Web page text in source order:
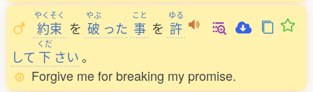
やくそく
約束 を
やぶ
破 った
こと
事 を
ゆる
許
して
くだ
下 さい。
Forgive me for breaking my promise.